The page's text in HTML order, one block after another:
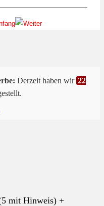
Derzeit haben wir 22
mit Hinweis) +